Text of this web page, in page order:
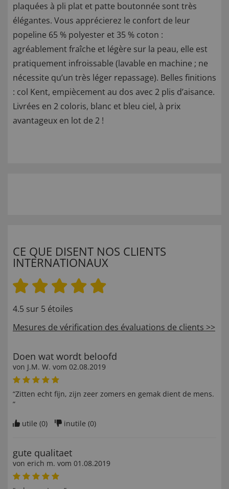
plaquées à pli plat et patte boutonnée sont très
élégantes. Vous apprécierez le confort de leur
popeline 65 % polyester et 35 % coton :
agréablement fraîche et légère sur la peau, elle est
pratiquement infroissable (lavable en machine ; ne
nécessite qu’un très léger repassage). Belles finitions
: col Kent, empiècement au dos avec 2 plis d’aisance.
Livrées en 2 coloris, blanc et bleu ciel, à prix
avantageux en lot de 2 !
CE QUE DISENT NOS CLIENTS
INTERNATIONAUX
4.5 sur 5 étoiles
Mesures de vérification des évaluations de clients >>
Doen wat wordt beloofd
von J.M. W. vom 02.08.2019
“Zitten echt fijn, zijn zeer zomers en gemak dient de mens.
”
utile (0) inutile (0)
gute qualitaet
von erich m. vom 01.08.2019